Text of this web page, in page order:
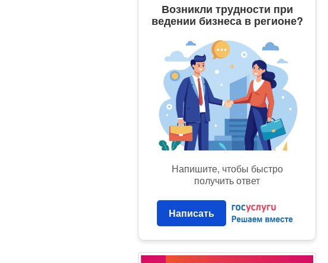
Возникли трудности при
ведении бизнеса в регионе?
Напишите, чтобы быстро
получить ответ
Написать